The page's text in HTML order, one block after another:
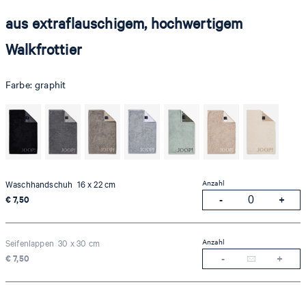
aus extraflauschigem, hochwertigem
Walkfrottier
Farbe:graphit
Waschhandschuh 16 x 22 cm
€ 7,50
Anzahl
Seifenlappen 30 x 30 cm
€ 7,50
Anzahl